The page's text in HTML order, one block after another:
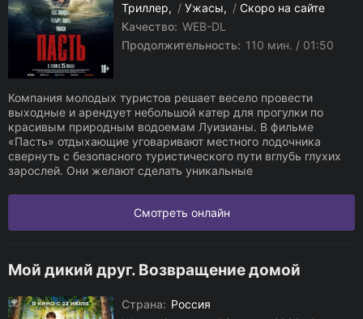
Триллер
/ Ужасы / Скоро на сайте
Качество: WEB-DL
Продолжительность: 110 мин. / 01:50
Компания молодых туристов решает весело провести
выходные и арендует небольшой катер для прогулки по
красивым природным водоемам Луизианы. В фильме
«Пасть» отдыхающие уговаривают местного лодочника
свернуть с безопасного туристического пути вглубь глухих
зарослей. Они желают сделать уникальные
Смотреть онлайн
Мой дикий друг. Возвращение домой
Страна: Россия